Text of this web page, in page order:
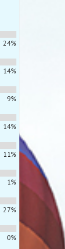
24%
14%
9%
14%
11%
1%
27%
0%